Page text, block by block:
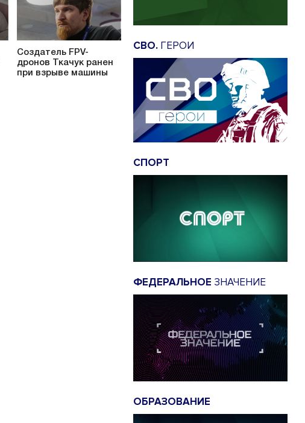
Создатель FPV-
дронов Ткачук ранен
при взрыве машины
СВО. ГЕРОИ
СПОРТ
ФЕДЕРАЛЬНОЕ ЗНАЧЕНИЕ
ОБРАЗОВАНИЕ